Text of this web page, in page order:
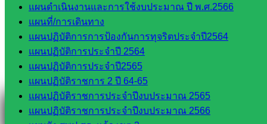
แผนดำเนินงานและการใช้งบประมาณ ปี พ.ศ.2566
แผนที่/การเดินทาง
แผนปฏิบัติการการป้องกันการทุจริตประจำปี2564
แผนปฏิบัติการประจำปี 2564
แผนปฏิบัติการประจำปี2565
แผนปฏิบัติราชการ 2 ปี 64-65
แผนปฏิบัติราชการประจำปีงบประมาณ 2565
แผนปฏิบัติราชการประจำปีงบประมาณ 2566
Messenger
Facebook